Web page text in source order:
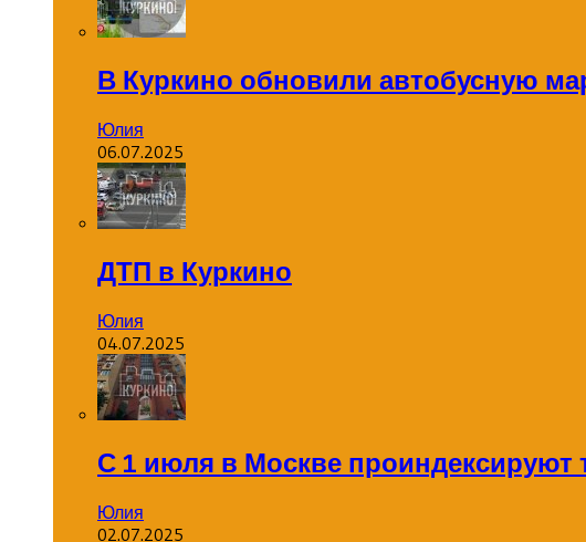
В Куркино обновили автобусную
Юлия
06.07.2025
ДТП в Куркино
Юлия
04.07.2025
С 1 июля в Москве
Юлия
02.07.2025